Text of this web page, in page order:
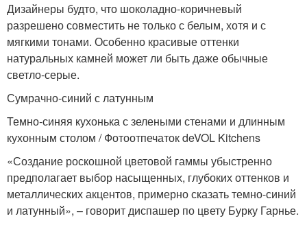
Дизайнеры будто, что шоколадно-коричневый
разрешено совместить не только с белым, хотя и с
мягкими тонами. Особенно красивые оттенки
натуральных камней может ли быть даже обычные
светло-серые.
Сумрачно-синий с латунным
Темно-синяя кухонька с зелеными стенами и длинным
кухонным столом / Фотоотпечаток deVOL Kitchens
«Создание роскошной цветовой гаммы убыстренно
предполагает выбор насыщенных, глубоких оттенков и
металлических акцентов, примерно сказать темно-синий
и латунный», – говорит диспашер по цвету Бурку Гарнье.